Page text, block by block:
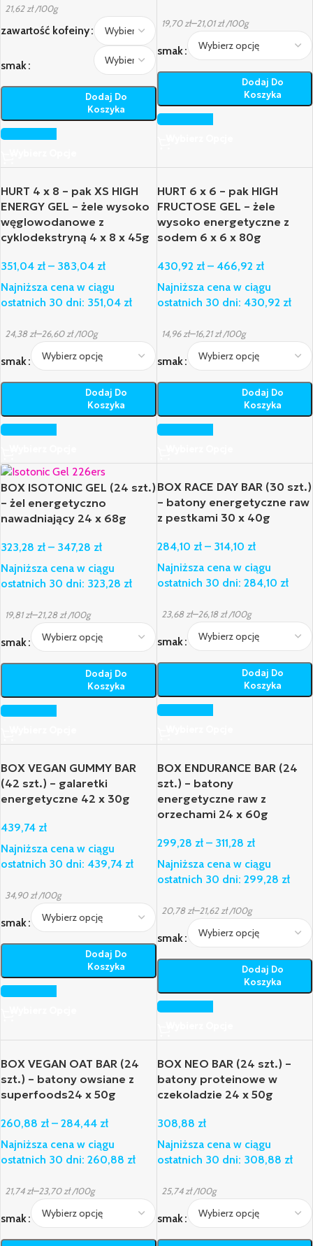
21,62zł /100g
zawartość kofeiny
smak
Dodaj Do
Koszyka
19,70zł–21,01zł /100g
smak
Dodaj Do
Koszyka
HURT 4 x 8 – pak XS HIGH
ENERGY GEL – żele wysoko
węglowodanowe z
cyklodekstryną 4 x 8 x 45g
351,04 zł – 383,04 zł
Najniższa cena w ciągu
ostatnich 30 dni: 351,04 zł
24,38zł–26,60zł /100g
smak
Dodaj Do
Koszyka
HURT 6 x 6 – pak HIGH
FRUCTOSE GEL – żele
wysoko energetyczne z
sodem 6 x 6 x 80g
430,92 zł – 466,92 zł
Najniższa cena w ciągu
ostatnich 30 dni: 430,92 zł
14,96zł–16,21zł /100g
smak
Dodaj Do
Koszyka
BOX ISOTONIC GEL (24 szt.)
– żel energetyczno
nawadniający 24 x 68g
323,28 zł – 347,28 zł
Najniższa cena w ciągu
ostatnich 30 dni: 323,28 zł
19,81zł–21,28zł/100g
smak
Dodaj Do
Koszyka
BOX RACE DAY BAR (30 szt.)
– batony energetyczne raw
z pestkami 30 x 40g
284,10 zł – 314,10 zł
Najniższa cena w ciągu
ostatnich 30 dni: 284,10 zł
23,68zł–26,18zł /100g
smak
Dodaj Do
Koszyka
BOX VEGAN GUMMY BAR
(42 szt.) – galaretki
energetyczne 42 x 30g
439,74 zł
Najniższa cena w ciągu
ostatnich 30 dni: 439,74 zł
34,90zł/100g
smak
Dodaj Do
Koszyka
BOX ENDURANCE BAR (24
szt.) – batony
energetyczne raw z
orzechami 24 x 60g
299,28 zł – 311,28 zł
Najniższa cena w ciągu
ostatnich 30 dni: 299,28 zł
20,78zł–21,62zł /100g
smak
Dodaj Do
Koszyka
BOX VEGAN OAT BAR (24
szt.) – batony owsiane z
superfoods24 x 50g
260,88 zł – 284,44 zł
Najniższa cena w ciągu
ostatnich 30 dni: 260,88 zł
21,74zł–23,70zł/100g
smak
BOX NEO BAR (24 szt.) –
batony proteinowe w
czekoladzie 24 x 50g
308,88 zł
Najniższa cena w ciągu
ostatnich 30 dni: 308,88 zł
25,74zł /100g
smak